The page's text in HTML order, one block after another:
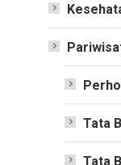
Tata
Tata